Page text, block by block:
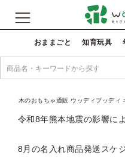
おままごと 知育玩具
木のおもちゃ通販 ウッディプッディ
令和8年熊本地震の影響に
8月の名入れ商品発送スケ